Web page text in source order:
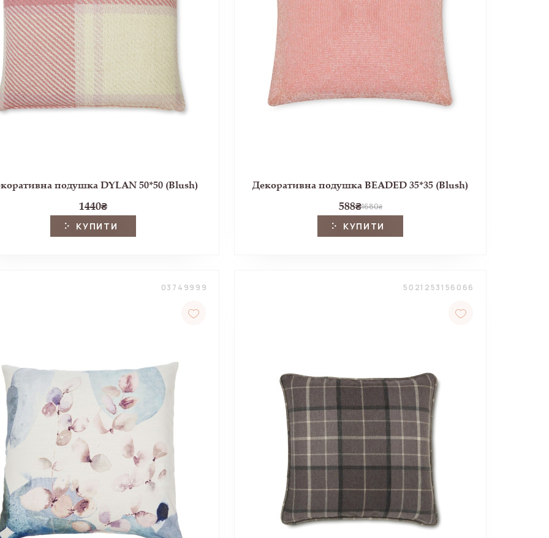
подушка DYLAN 50*50 (Blush)
1440₴
КУПИТИ
Декоративна подушка BEADED 35*35 (Blush)
588₴1680₴
КУПИТИ
03749999 5021253156066